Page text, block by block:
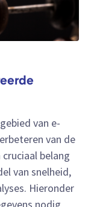
van e-
van de
belang
van snelheid,
Hieronder
nodig